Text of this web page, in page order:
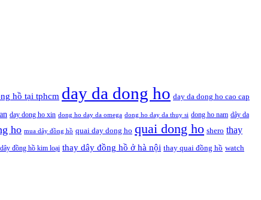
hồ tại tphcm day da dong ho day da dong ho cao cap
day dong ho xin dong ho day da omega dong ho day da thuy si dong ho nam dây da
ho mua dây đồng hồ quai day dong ho quai dong ho shero thay
đồng hồ kim loại thay dây đồng hồ ở hà nội thay quai đồng hồ watch